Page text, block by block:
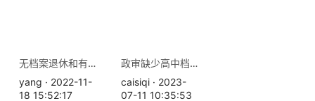
无档案退休和有档案退休的差别？
yang · 2022-11-
18 15:52:17
政审缺少高中档案怎么办
caisiqi · 2023-
07-11 10:35:53